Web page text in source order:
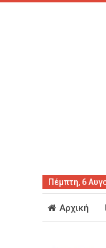
Πέμπτη, 6
Αρχική